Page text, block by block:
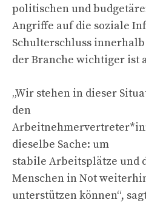
politischen und
Angriffe auf die soziale
Schulterschluss innerhalb
der Branche wichtiger ist
„Wir stehen in dieser
den
dieselbe Sache: um
stabile Arbeitsplätze und
Menschen in Not
unterstützen können“, sagt